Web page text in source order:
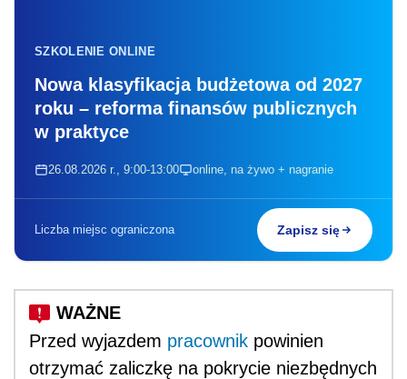
SZKOLENIE ONLINE
Nowa klasyfikacja budżetowa od 2027
roku – reforma finansów publicznych
w praktyce
26.08.2026 r., 9:00-13:00 online, na żywo + nagranie
Liczba miejsc ograniczona Zapisz się
Przed wyjazdem pracownik powinien
otrzymać zaliczkę na pokrycie niezbędnych